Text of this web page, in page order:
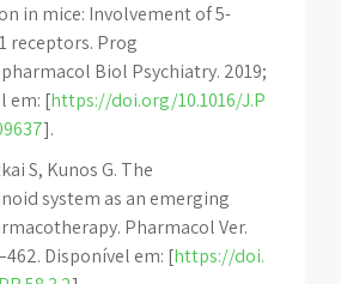
in mice: Involvement of 5-
receptors. Prog
Biol Psychiatry. 2019;
em: [https://doi.org/10.1016/J.P
].
S, Kunos G. The
system as an emerging
Pharmacol Ver.
Disponível em: [https://doi.